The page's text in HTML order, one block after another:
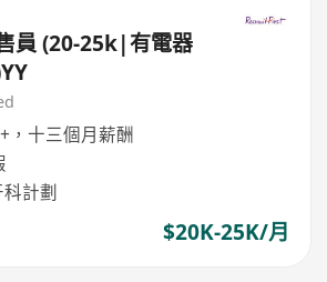
員 (20-25k|有電器
，十三個月薪酬
計劃
$20K-25K/月